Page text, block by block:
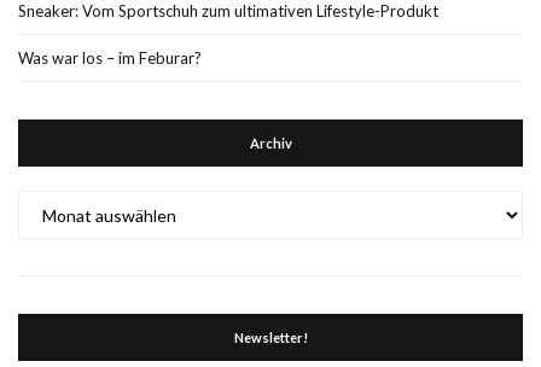
Sneaker: Vom Sportschuh zum ultimativen Lifestyle-Produkt
Was war los – im Feburar?
Archiv
Newsletter!